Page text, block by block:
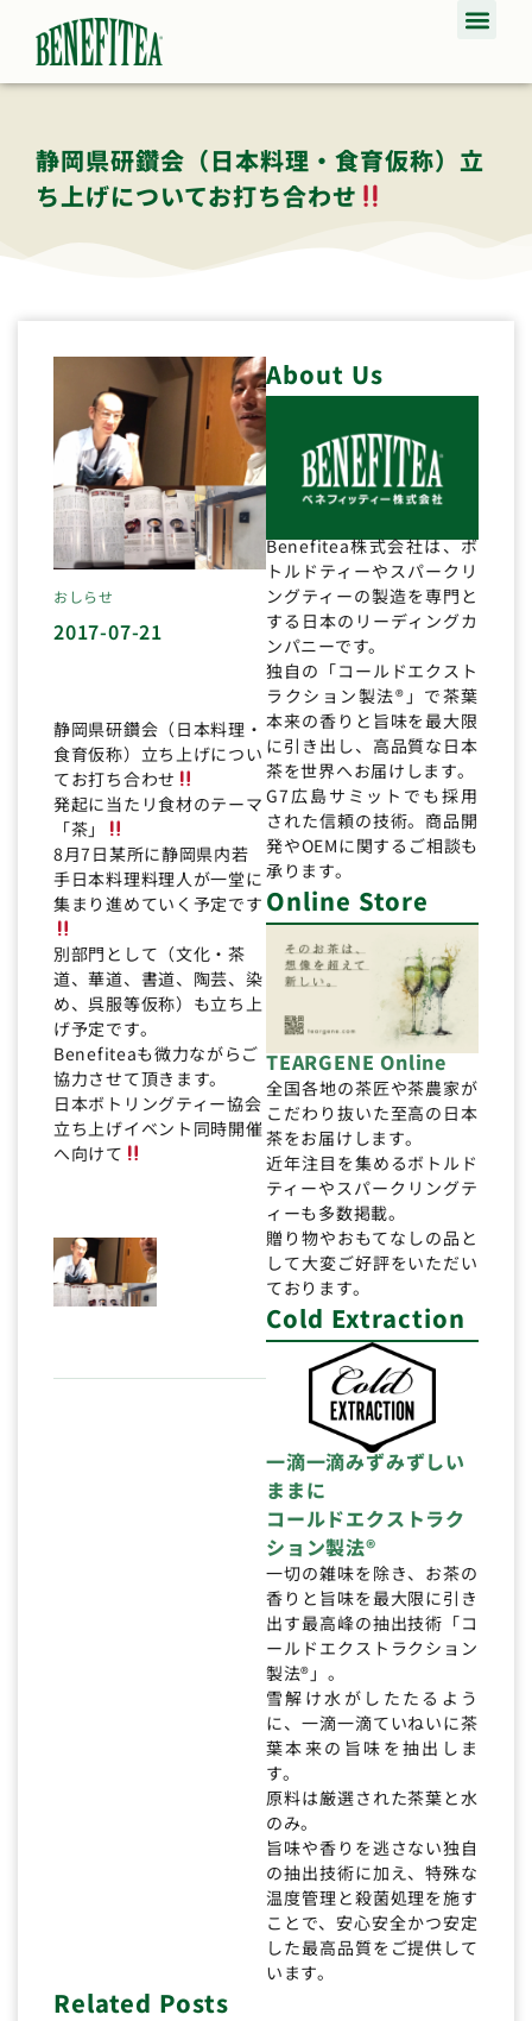
静岡県研鑽会（日本料理・食育仮称）立
ち上げについてお打ち合わせ
おしらせ
2017-07-21
静岡県研鑽会（日本料理・
食育仮称）立ち上げについ
てお打ち合わせ
発起に当たリ食材のテーマ
「茶」
8月7日某所に静岡県内若
手日本料理料理人が一堂に
集まり進めていく予定です
別部門として（文化・茶
道、華道、書道、陶芸、染
め、呉服等仮称）も立ち上
げ予定です。
Benefiteaも微力ながらご
協力させて頂きます。
日本ボトリングティー協会
立ち上げイベント同時開催
へ向けて
About Us
Benefitea株式会社は、ボ
トルドティーやスパークリ
ングティーの製造を専門と
する日本のリーディングカ
ンパニーです。
独自の「コールドエクスト
ラクション製法®」で茶葉
本来の香りと旨味を最大限
に引き出し、高品質な日本
茶を世界へお届けします。
G7広島サミットでも採用
された信頼の技術。商品開
発やOEMに関するご相談も
承ります。
Online Store
TEARGENE Online
全国各地の茶匠や茶農家が
こだわり抜いた至高の日本
茶をお届けします。
近年注目を集めるボトルド
ティーやスパークリングテ
ィーも多数掲載。
贈り物やおもてなしの品と
して大変ご好評をいただい
ております。
Cold Extraction
一滴一滴みずみずしい
ままに
コールドエクストラク
ション製法®
一切の雑味を除き、お茶の
香りと旨味を最大限に引き
出す最高峰の抽出技術「コ
ールドエクストラクション
製法®」。
雪解け水がしたたるよう
に、一滴一滴ていねいに茶
葉本来の旨味を抽出しま
す。
原料は厳選された茶葉と水
のみ。
旨味や香りを逃さない独自
の抽出技術に加え、特殊な
温度管理と殺菌処理を施す
ことで、安心安全かつ安定
した最高品質をご提供して
います。
Related Posts